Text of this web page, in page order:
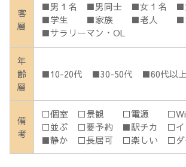
客
層
■男１名 ■男同士 ■女１名 ■
■学生 ■家族 ■老人 ■カ
■サラリーマン・OL
年
齢
層
■10-20代 ■30-50代 ■60代以上
備
考
□個室 □景観 □電源
□並ぶ □要予約 ■駅チカ □イ
■静か □長居可 □楽しい □ダ